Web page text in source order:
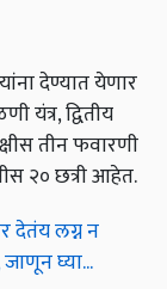
देण्यात येणार
यंत्र, द्वितीय
तीन फवारणी
२० छत्री आहेत.
देतंय लग्न न
घ्या...